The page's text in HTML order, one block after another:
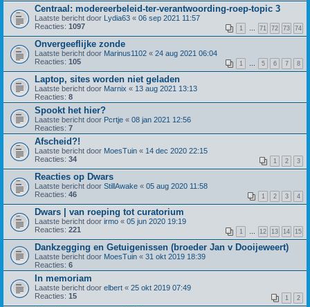
Centraal: modereerbeleid-ter-verantwoording-roep-topic 3
Laatste bericht door Lydia63 « 06 sep 2021 11:57
Reacties: 1097 1 71 72 73 74
Onvergeeflijke zonde
Laatste bericht door Marinus1102 « 24 aug 2021 06:04
Reacties: 105 1 5 6 7 8
Laptop, sites worden niet geladen
Laatste bericht door Marnix « 13 aug 2021 13:13
Reacties: 8
Spookt het hier?
Laatste bericht door Pcrtje « 08 jan 2021 12:56
Reacties: 7
Afscheid?!
Laatste bericht door MoesTuin « 14 dec 2020 22:15
Reacties: 34 1 2 3
Reacties op Dwars
Laatste bericht door StillAwake « 05 aug 2020 11:58
Reacties: 46 1 2 3 4
Dwars | van roeping tot curatorium
Laatste bericht door irmo « 05 jun 2020 19:19
Reacties: 221 1 12 13 14 15
Dankzegging en Getuigenissen (broeder Jan v Dooijeweert)
Laatste bericht door MoesTuin « 31 okt 2019 18:39
Reacties: 6
In memoriam
Laatste bericht door elbert « 25 okt 2019 07:49
Reacties: 15 1 2